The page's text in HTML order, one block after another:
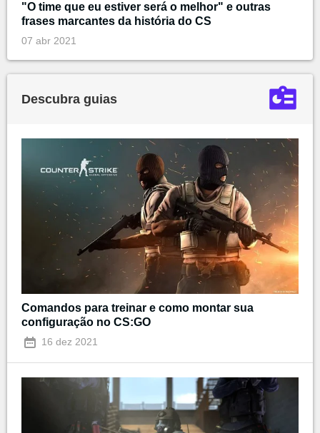
"O time que eu estiver será o melhor" e outras
frases marcantes da história do CS
07 abr 2021
Descubra guias
Comandos para treinar e como montar sua
configuração no CS:GO
16 dez 2021